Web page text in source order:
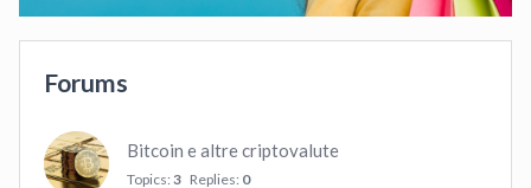
Forums
Bitcoin e altre criptovalute
Topics: 3 Replies: 0